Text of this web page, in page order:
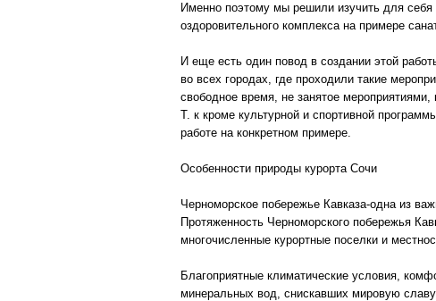
Именно поэтому мы решили изучить для себя
оздоровительного комплекса на примере
И еще есть один повод в создании этой
во всех городах, где проходили такие
свободное время, не занятое
Т. к кроме культурной и спортивной
работе на конкретном примере.
Особенности природы курорта Сочи
Черноморское побережье Кавказа-одна из
Протяженность Черноморского побережья
многочисленные курортные поселки и
Благоприятные климатические условия,
минеральных вод, снискавших мировую